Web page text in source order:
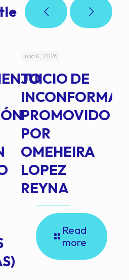
julio 8, 2026
JUICIO DE
INCONFORMAD
PROMOVIDO
POR
OMEHEIRA
LOPEZ
REYNA
Read
more